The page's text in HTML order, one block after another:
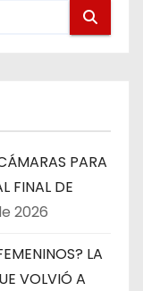
PARA
FINAL DE
2026
LA
VOLVIÓ A